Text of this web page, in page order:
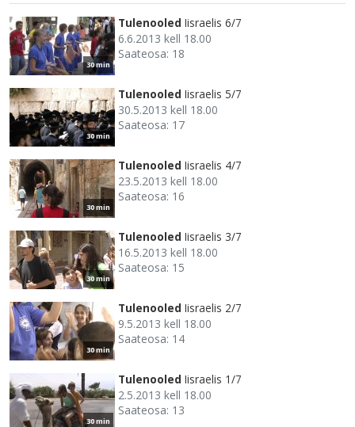
30 min
Tulenooled Iisraelis 6/7
6.6.2013 kell 18.00
Saateosa: 18
30 min
Tulenooled Iisraelis 5/7
30.5.2013 kell 18.00
Saateosa: 17
30 min
Tulenooled Iisraelis 4/7
23.5.2013 kell 18.00
Saateosa: 16
30 min
Tulenooled Iisraelis 3/7
16.5.2013 kell 18.00
Saateosa: 15
30 min
Tulenooled Iisraelis 2/7
9.5.2013 kell 18.00
Saateosa: 14
30 min
Tulenooled Iisraelis 1/7
2.5.2013 kell 18.00
Saateosa: 13